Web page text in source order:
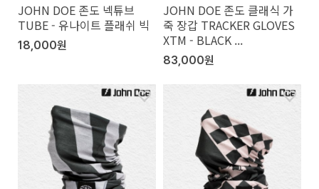
JOHN DOE 존도 넥튜브
TUBE - 유나이트 플래쉬 빅
18,000원
JOHN DOE 존도 클래식 가
죽 장갑 TRACKER GLOVES
XTM - BLACK ...
83,000원